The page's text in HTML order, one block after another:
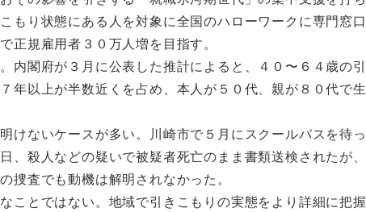
もり状態にある人を対象に全国のハローワークに専門窓口
正規雇用者３０万人増を目指す。
閣府が３月に公表した推計によると、４０〜６４歳の引
年以上が半数近くを占め、本人が５０代、親が８０代で生
ないケースが多い。川崎市で５月にスクールバスを待っ
殺人などの疑いで被疑者死亡のまま書類送検されたが、
査でも動機は解明されなかった。
とではない。地域で引きこもりの実態をより詳細に把握